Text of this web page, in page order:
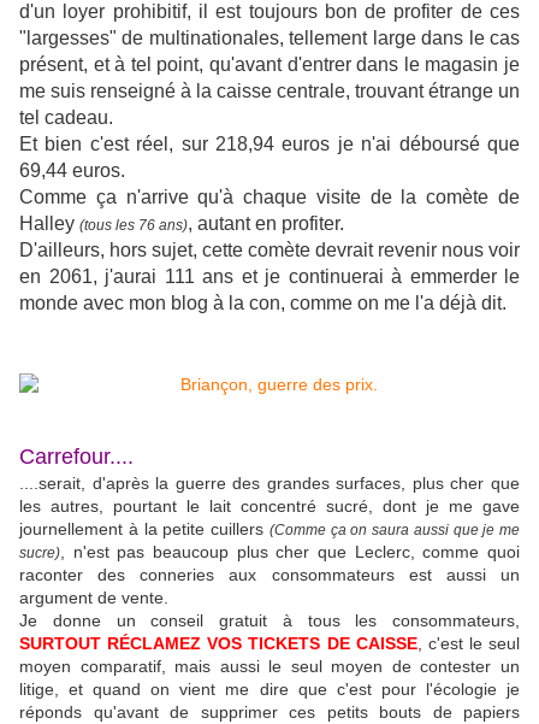
d'un loyer prohibitif, il est toujours bon de profiter de ces
"largesses" de multinationales, tellement large dans le cas
présent, et à tel point, qu'avant d'entrer dans le magasin je
me suis renseigné à la caisse centrale, trouvant étrange un
tel cadeau.
Et bien c'est réel, sur 218,94 euros je n'ai déboursé que
69,44 euros.
Comme ça n'arrive qu'à chaque visite de la comète de
Halley (tous les 76 ans), autant en profiter.
D'ailleurs, hors sujet, cette comète devrait revenir nous voir
en 2061, j'aurai 111 ans et je continuerai à emmerder le
monde avec mon blog à la con, comme on me l'a déjà dit.
Carrefour....
....serait, d'après la guerre des grandes surfaces, plus cher que
les autres, pourtant le lait concentré sucré, dont je me gave
journellement à la petite cuillers (Comme ça on saura aussi que je me
sucre) , n'est pas beaucoup plus cher que Leclerc, comme quoi
raconter des conneries aux consommateurs est aussi un
argument de vente.
Je donne un conseil gratuit à tous les consommateurs,
SURTOUT RÉCLAMEZ VOS TICKETS DE CAISSE, c'est le seul
moyen comparatif, mais aussi le seul moyen de contester un
litige, et quand on vient me dire que c'est pour l'écologie je
réponds qu'avant de supprimer ces petits bouts de papiers